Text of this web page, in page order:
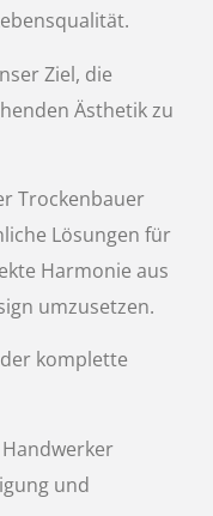
Ziel, die
Ästhetik zu
Trockenbauer
Lösungen für
Harmonie aus
umzusetzen.
komplette
und